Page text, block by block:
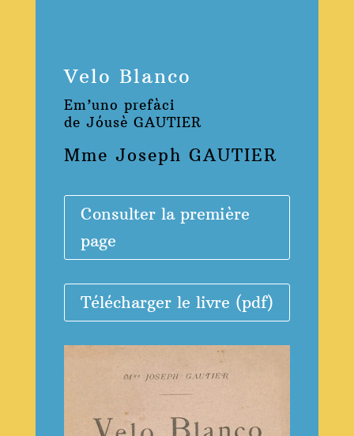
Velo Blanco
Em’uno prefàci
de Jóusè GAUTIER
Mme Joseph GAUTIER
Consulter la première
page
Télécharger le livre (pdf)